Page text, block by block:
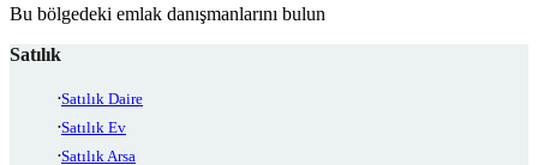
Bu bölgedeki emlak danışmanlarını bulun
Satılık
Satılık Daire
Satılık Ev
Satılık Arsa